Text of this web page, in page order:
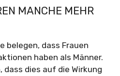
MANCHE MEHR
belegen, dass Frauen
haben als Männer.
dass dies auf die Wirkung